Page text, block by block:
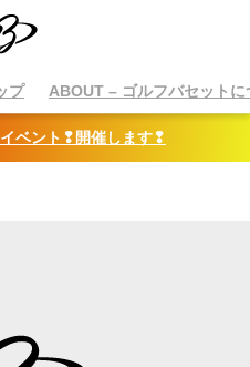
プ ABOUT – ゴルフバセットに
ベント❢開催します❢